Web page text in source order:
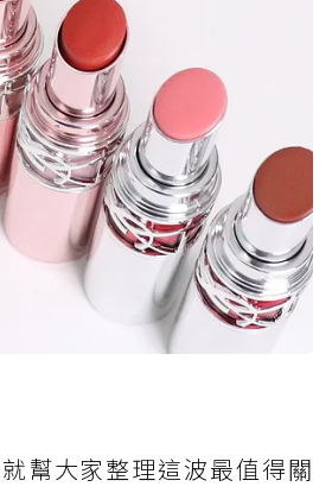
幫大家整理這波最值得關